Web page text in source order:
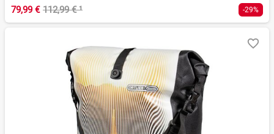
79,99 € 112,99 €¹ -29%